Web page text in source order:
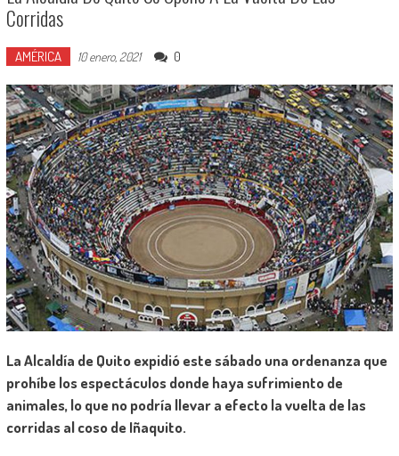
Corridas
AMÉRICA 10 enero, 2021 0
La Alcaldía de Quito expidió este sábado una ordenanza que
prohíbe los espectáculos donde haya sufrimiento de
animales, lo que no podría llevar a efecto la vuelta de las
corridas al coso de Iñaquito.